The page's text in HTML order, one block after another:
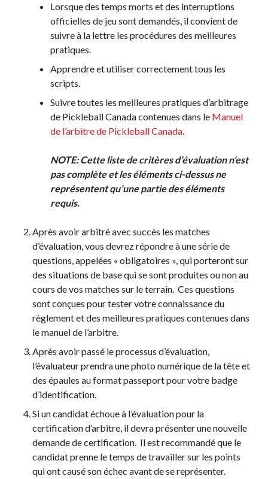
Lorsque des temps morts et des interruptions
officielles de jeu sont demandés, il convient de
suivre à la lettre les procédures des meilleures
pratiques.
Apprendre et utiliser correctement tous les
scripts.
Suivre toutes les meilleures pratiques d’arbitrage
de Pickleball Canada contenues dans le Manuel
de l’arbitre de Pickleball Canada.
NOTE: Cette liste de critères d’évaluation n’est
pas complète et les éléments ci-dessus ne
représentent qu’une partie des éléments
requis.
Après avoir arbitré avec succès les matches
d’évaluation, vous devrez répondre à une série de
questions, appelées « obligatoires », qui porteront sur
des situations de base qui se sont produites ou non au
cours de vos matches sur le terrain. Ces questions
sont conçues pour tester votre connaissance du
règlement et des meilleures pratiques contenues dans
le manuel de l’arbitre.
Après avoir passé le processus d’évaluation,
l’évaluateur prendra une photo numérique de la tête et
des épaules au format passeport pour votre badge
d’identification.
Si un candidat échoue à l’évaluation pour la
certification d’arbitre, il devra présenter une nouvelle
demande de certification. Il est recommandé que le
candidat prenne le temps de travailler sur les points
qui ont causé son échec avant de se représenter.